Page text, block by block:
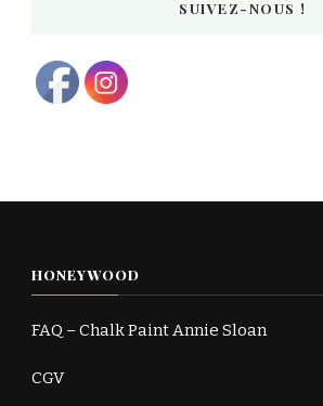
SUIVEZ-NOUS !
HONEYWOOD
FAQ – Chalk Paint Annie Sloan
CGV